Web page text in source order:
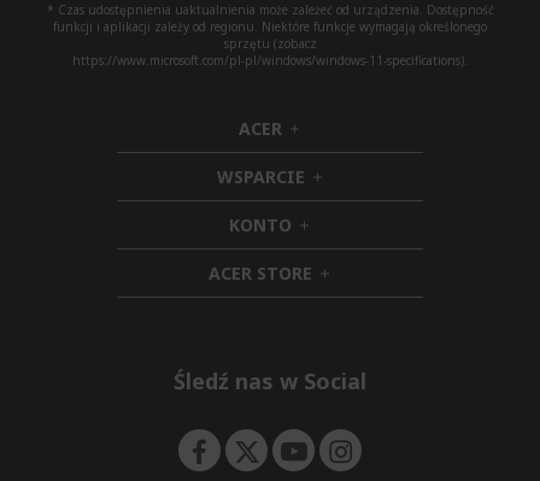
* Czas udostępnienia uaktualnienia może zależeć od urządzenia. Dostępność
funkcji i aplikacji zależy od regionu. Niektóre funkcje wymagają określonego
sprzętu (zobacz
https://www.microsoft.com/pl-pl/windows/windows-11-specifications).
ACER h
i
d
d
e
n
WSPARCIE h
i
d
e
n
KONTO h
i
d
d
ACER STORE h
i
e
Śledź nas w Social